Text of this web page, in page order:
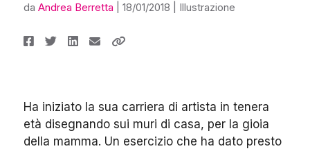
da Andrea Berretta 18/01/2018 Illustrazione
Ha iniziato la sua carriera di artista in tenera
età disegnando sui muri di casa, per la gioia
della mamma. Un esercizio che ha dato presto